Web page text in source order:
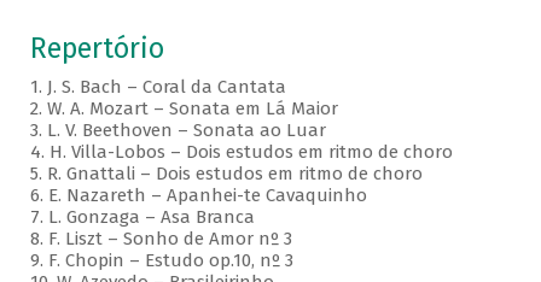
Repertório
1. J. S. Bach – Coral da Cantata
2. W. A. Mozart – Sonata em Lá Maior
3. L. V. Beethoven – Sonata ao Luar
4. H. Villa-Lobos – Dois estudos em ritmo de choro
5. R. Gnattali – Dois estudos em ritmo de choro
6. E. Nazareth – Apanhei-te Cavaquinho
7. L. Gonzaga – Asa Branca
8. F. Liszt – Sonho de Amor nº 3
9. F. Chopin – Estudo op.10, nº 3